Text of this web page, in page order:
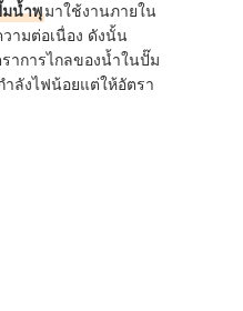
มน้ำพุมาใช้งานภายใน
ามต่อเนื่อง ดังนั้น
าการไกลของน้ำในปั๊ม
ลังไฟน้อยแต่ให้อัตรา